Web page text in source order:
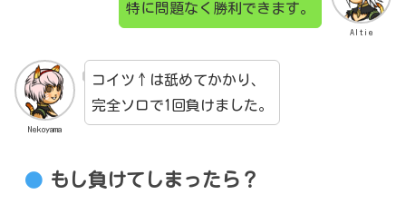
Altie
特に問題なく勝利できます。
Nekoyama
コイツ↑は舐めてかかり、
完全ソロで1回負けました。
もし負けてしまったら？